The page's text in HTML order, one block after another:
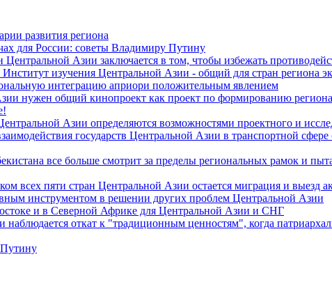
развития региона
для России: советы Владимиру Путину
Азии заключается в том, чтобы избежать
изучения Центральной Азии - общий для стран региона
интеграцию априори положительным явлением
нужен общий кинопроект как проект по формированию
Азии определяются возможностями проектного и
государств Центральной Азии в транспортной
все больше смотрит за пределы региональных рамок и
всех пяти стран Центральной Азии остается миграция и выезд
инструментом в решении других проблем Центральной Азии
и в Северной Африке для Центральной Азии и СНГ
откат к "традиционным ценностям", когда